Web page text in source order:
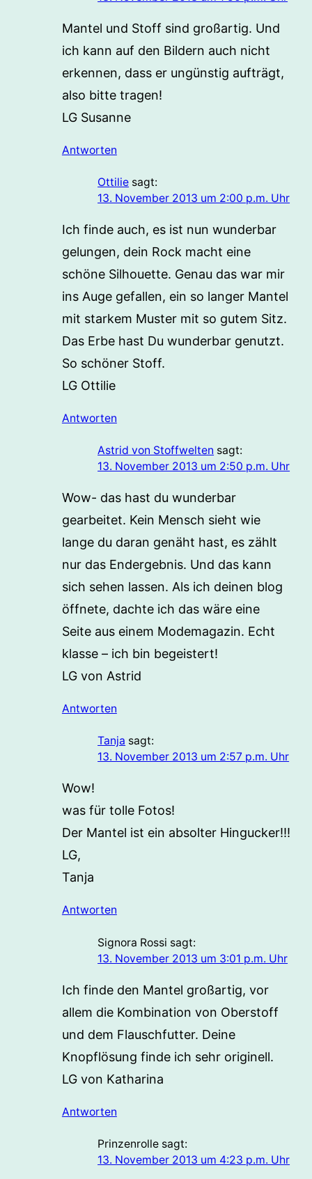
Mantel und Stoff sind großartig. Und
ich kann auf den Bildern auch nicht
erkennen, dass er ungünstig aufträgt,
also bitte tragen!
LG Susanne
Antworten
Ottilie sagt:
13. November 2013 um 2:00 p.m. Uhr
Ich finde auch, es ist nun wunderbar
gelungen, dein Rock macht eine
schöne Silhouette. Genau das war mir
ins Auge gefallen, ein so langer Mantel
mit starkem Muster mit so gutem Sitz.
Das Erbe hast Du wunderbar genutzt.
So schöner Stoff.
LG Ottilie
Antworten
Astrid von Stoffwelten sagt:
13. November 2013 um 2:50 p.m. Uhr
Wow- das hast du wunderbar
gearbeitet. Kein Mensch sieht wie
lange du daran genäht hast, es zählt
nur das Endergebnis. Und das kann
sich sehen lassen. Als ich deinen blog
öffnete, dachte ich das wäre eine
Seite aus einem Modemagazin. Echt
klasse – ich bin begeistert!
LG von Astrid
Antworten
Tanja sagt:
13. November 2013 um 2:57 p.m. Uhr
Wow!
was für tolle Fotos!
Der Mantel ist ein absolter Hingucker!!!
LG,
Tanja
Antworten
Signora Rossi sagt:
13. November 2013 um 3:01 p.m. Uhr
Ich finde den Mantel großartig, vor
allem die Kombination von Oberstoff
und dem Flauschfutter. Deine
Knopflösung finde ich sehr originell.
LG von Katharina
Antworten
Prinzenrolle sagt:
13. November 2013 um 4:23 p.m. Uhr